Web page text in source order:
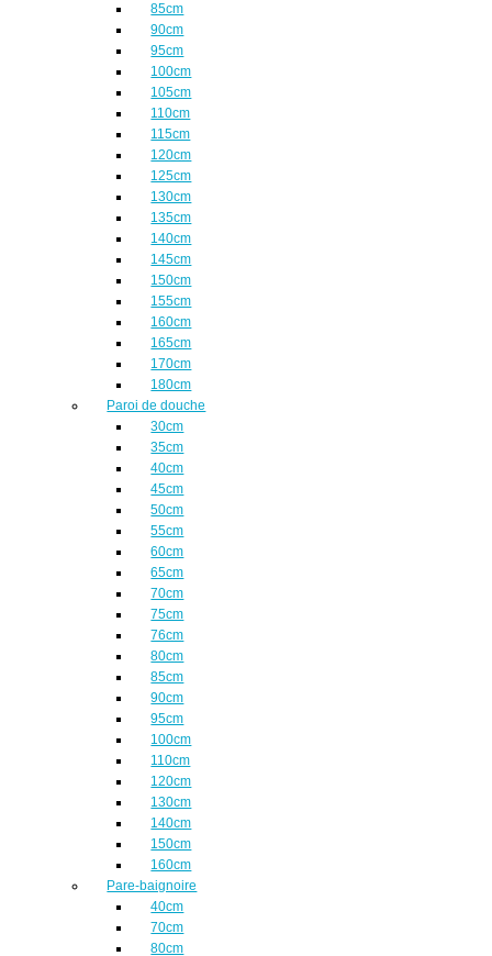
85cm
90cm
95cm
100cm
105cm
110cm
115cm
120cm
125cm
130cm
135cm
140cm
145cm
150cm
155cm
160cm
165cm
170cm
180cm
Paroi de douche
30cm
35cm
40cm
45cm
50cm
55cm
60cm
65cm
70cm
75cm
76cm
80cm
85cm
90cm
95cm
100cm
110cm
120cm
130cm
140cm
150cm
160cm
Pare-baignoire
40cm
70cm
80cm